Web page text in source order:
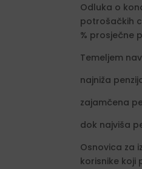
Odluka o
potrošačkih
% prosječne
Temeljem
najniža
zajamčena
dok najviša
Osnovica za
korisnike koji